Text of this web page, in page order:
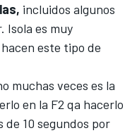
incluidos algunos
Isola es muy
este tipo de
muchas veces es la
en la F2 qa hacerlo
de 10 segundos por